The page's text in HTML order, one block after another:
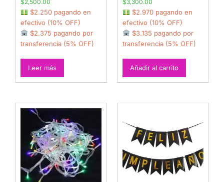
$2,500.00
$2.250 pagando en
efectivo (10% OFF)
$2.375 pagando por
transferencia (5% OFF)
Leer más
$3,300.00
$2.970 pagando en
efectivo (10% OFF)
$3.135 pagando por
transferencia (5% OFF)
Añadir al carrito